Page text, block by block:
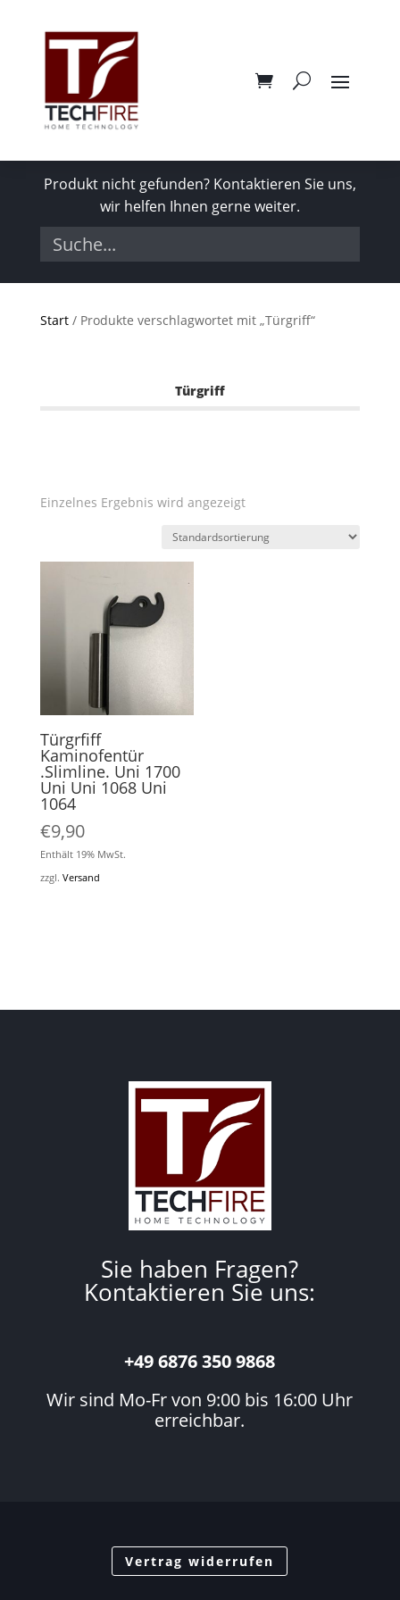
Produkt nicht gefunden? Kontaktieren Sie uns,
wir helfen Ihnen gerne weiter.
Start/ Produkte verschlagwortet mit „Türgriff“
Türgriff
Einzelnes Ergebnis wird angezeigt
Türgrfiff
Kaminofentür
.Slimline. Uni 1700
Uni Uni 1068 Uni
1064
€9,90
Enthält 19% MwSt.
zzgl. Versand
Sie haben Fragen?
Kontaktieren Sie uns:
+49 6876 350 9868
Wir sind Mo-Fr von 9:00 bis 16:00 Uhr
erreichbar.
Vertrag widerrufen